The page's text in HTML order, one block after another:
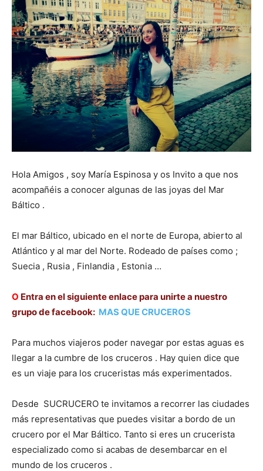
Hola Amigos , soy María Espinosa y os Invito a que nos
acompañéis a conocer algunas de las joyas del Mar
Báltico .
El mar Báltico, ubicado en el norte de Europa, abierto al
Atlántico y al mar del Norte. Rodeado de países como ;
Suecia , Rusia , Finlandia , Estonia …
Ο Entra en el siguiente enlace para unirte a nuestro
grupo de facebook: MAS QUE CRUCEROS
Para muchos viajeros poder navegar por estas aguas es
llegar a la cumbre de los cruceros . Hay quien dice que
es un viaje para los cruceristas más experimentados.
Desde SUCRUCERO te invitamos a recorrer las ciudades
más representativas que puedes visitar a bordo de un
crucero por el Mar Báltico. Tanto si eres un crucerista
especializado como si acabas de desembarcar en el
mundo de los cruceros .